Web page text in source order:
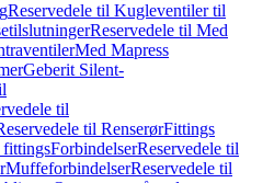
Reservedele til Kugleventiler til
Reservedele til Med
Med Mapress
Geberit Silent-
til
til RenserørFittings
fittingsForbindelserReservedele til
MuffeforbindelserReservedele til